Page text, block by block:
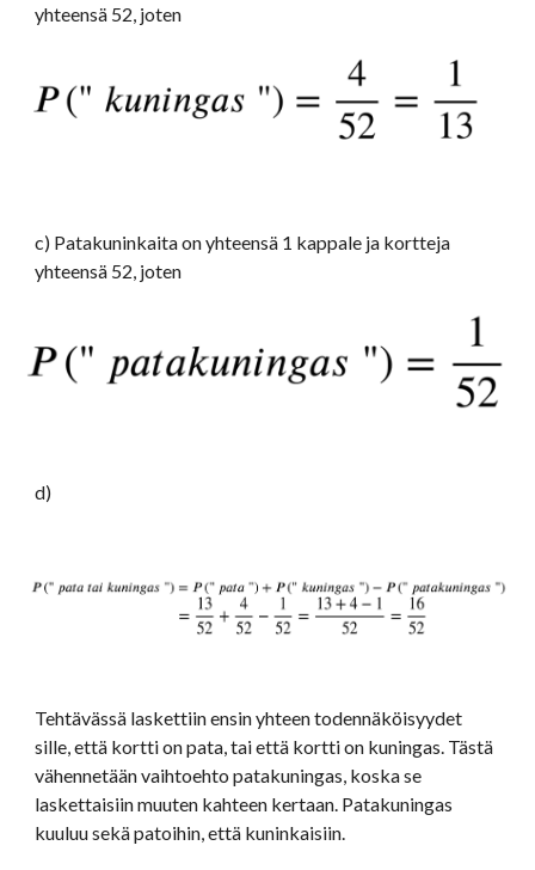
yhteensä 52, joten
c) Patakuninkaita on yhteensä 1 kappale ja kortteja
yhteensä 52, joten
d)
Tehtävässä laskettiin ensin yhteen todennäköisyydet
sille, että kortti on pata, tai että kortti on kuningas. Tästä
vähennetään vaihtoehto patakuningas, koska se
laskettaisiin muuten kahteen kertaan. Patakuningas
kuuluu sekä patoihin, että kuninkaisiin.